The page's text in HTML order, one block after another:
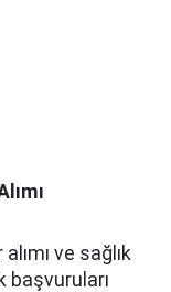
ve sağlık
başvuruları